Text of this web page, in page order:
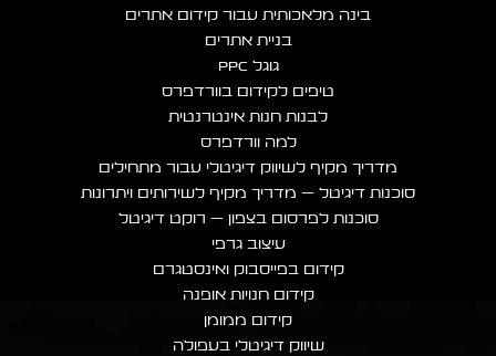
בינה מלאכותית עבור קידום אתרים
בניית אתרים
גוגל PPC
טיפים לקידום בוורדפרס
לבנות חנות אינטרנטית
למה וורדפרס
מדריך מקיף לשיווק דיגיטלי עבור מתחילים
סוכנות דיגיטל – מדריך מקיף לשירותים ויתרונות
סוכנות לפרסום בצפון – רוקט דיגיטל
עיצוב גרפי
קידום בפייסבוק ואינסטגרם
קידום חנויות אופנה
קידום ממומן
שיווק דיגיטלי בעפולה